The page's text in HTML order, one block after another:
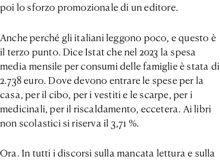
poi lo sforzo promozionale di un editore.
Anche perché gli italiani leggono poco, e questo è
il terzo punto. Dice Istat che nel 2023 la spesa
media mensile per consumi delle famiglie è stata di
2.738 euro. Dove devono entrare le spese per la
casa, per il cibo, per i vestiti e le scarpe, per i
medicinali, per il riscaldamento, eccetera. Ai libri
non scolastici si riserva il 3,71 %.
Ora. In tutti i discorsi sulla mancata lettura e sulla